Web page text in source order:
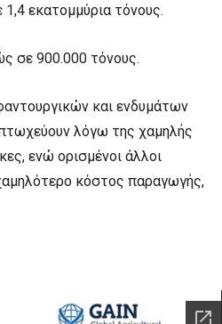
εκατομμύρια τόνους.
σε 900.000 τόνους.
και ενδυμάτων
πτωχεύουν λόγω της χαμηλής
ενώ ορισμένοι άλλοι
κόστος παραγωγής,